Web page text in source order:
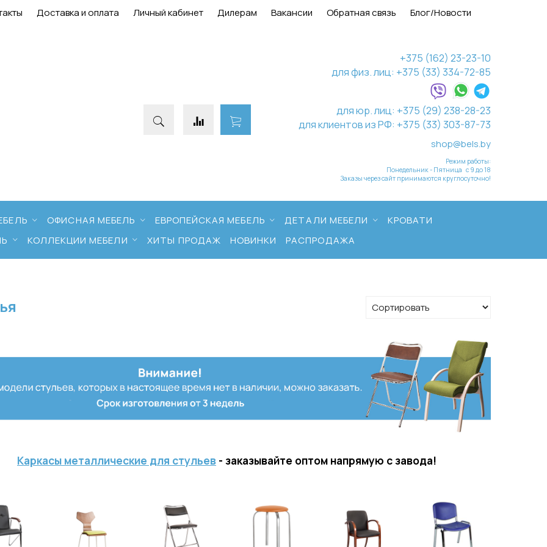
Доставка и оплата Личный кабинет Дилерам Вакансии Обратная связь Блог/Новости
+375 (162) 23-23-10
для физ. лиц: +375 (33) 334-72-85
для юр. лиц: +375 (29) 238-28-23
для клиентов из РФ: +375 (33) 303-87-73
shop@bels.by
Режим работы:
Понедельник - Пятница с 9 до 18
Заказы через сайт принимаются круглосуточно!
ОФИСНАЯ МЕБЕЛЬ ЕВРОПЕЙСКАЯ МЕБЕЛЬ ДЕТАЛИ МЕБЕЛИ
КРОВАТИ
КОЛЛЕКЦИИ МЕБЕЛИ ХИТЫ ПРОДАЖ НОВИНКИ РАСПРОДАЖА
Каркасы металлические для стульев - заказывайте оптом напрямую с завода!